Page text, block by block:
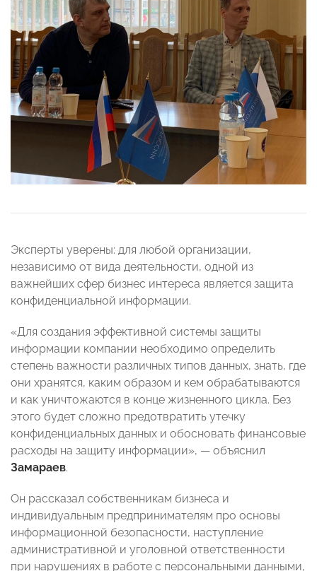
Эксперты уверены: для любой организации,
независимо от вида деятельности, одной из
важнейших сфер бизнес интереса является защита
конфиденциальной информации.
«Для создания эффективной системы защиты
информации компании необходимо определить
степень важности различных типов данных, знать, где
они хранятся, каким образом и кем обрабатываются
и как уничтожаются в конце жизненного цикла. Без
этого будет сложно предотвратить утечку
конфиденциальных данных и обосновать финансовые
расходы на защиту информации», — объяснил
Замараев.
Он рассказал собственникам бизнеса и
индивидуальным предпринимателям про основы
информационной безопасности, наступление
административной и уголовной ответственности
при нарушениях в работе с персональными данными,